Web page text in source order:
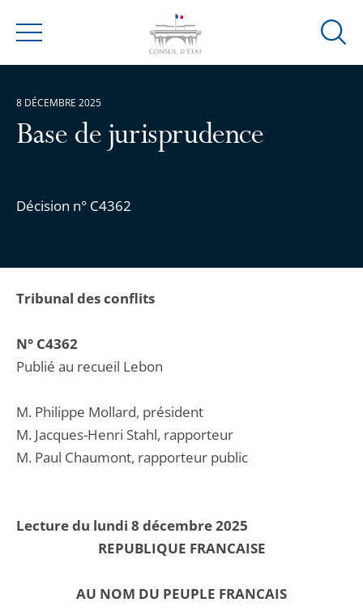
Menu
Ouvrir
Base de jurisprudence
Décision n° C4362
8 DÉCEMBRE 2025
Tribunal des conflits
N° C4362
Publié au recueil Lebon
M. Philippe Mollard, président
M. Jacques-Henri Stahl, rapporteur
M. Paul Chaumont, rapporteur public
Lecture du lundi 8 décembre 2025
REPUBLIQUE FRANCAISE
AU NOM DU PEUPLE FRANCAIS